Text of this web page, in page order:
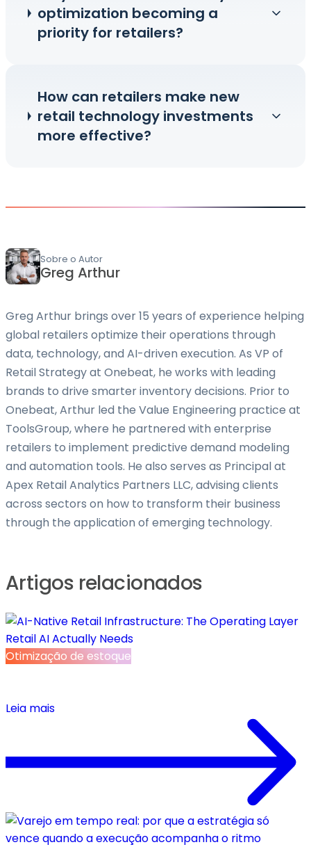
optimization becoming a
priority for retailers?
How can retailers make new
retail technology investments
more effective?
Sobre o Autor
Greg Arthur
Greg Arthur brings over 15 years of experience helping
global retailers optimize their operations through
data, technology, and AI-driven execution. As VP of
Retail Strategy at Onebeat, he works with leading
brands to drive smarter inventory decisions. Prior to
Onebeat, Arthur led the Value Engineering practice at
ToolsGroup, where he partnered with enterprise
retailers to implement predictive demand modeling
and automation tools. He also serves as Principal at
Apex Retail Analytics Partners LLC, advising clients
across sectors on how to transform their business
through the application of emerging technology.
Artigos relacionados
Otimização de estoque
Leia mais